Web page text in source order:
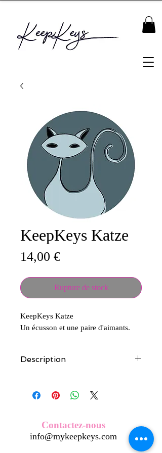
KeepKeys Katze
14,00 €Prix
Rupture de stock
KeepKeys Katze
Un écusson et une paire d'aimants.
Description
créés et fabriqués par nos soins.
Nos écussons se composent d'une
haute qualité et d'une pellicule plastique
transparente qui protège du frottement
et de l'eau, et assure ainsi une longivité
Contactez-nous
info@mykeepkeys.com